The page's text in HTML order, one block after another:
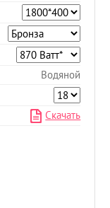
Водяной
Скачать